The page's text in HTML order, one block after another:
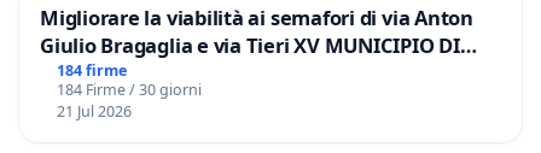
Migliorare la viabilità ai semafori di via Anton
Giulio Bragaglia e via Tieri XV MUNICIPIO DI
ROMA
184 firme
184 Firme / 30 giorni
21 Jul 2026